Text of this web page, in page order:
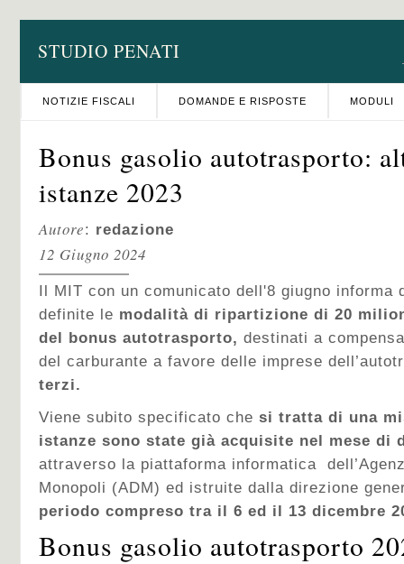
STUDIO PENATI
NOTIZIE FISCALI DOMANDE E RISPOSTE MODULI
Bonus gasolio autotrasporto:
istanze 2023
Autore: redazione
12 Giugno 2024
Il MIT con un comunicato dell'8 giugno informa
definite le modalità di ripartizione di 20
del bonus autotrasporto, destinati a
del carburante a favore delle imprese
terzi.
Viene subito specificato che si tratta di una
istanze sono state già acquisite nel mese di
attraverso la piattaforma informatica
Monopoli (ADM) ed istruite dalla direzione
periodo compreso tra il 6 ed il 13 dicembre
Bonus gasolio autotrasporto